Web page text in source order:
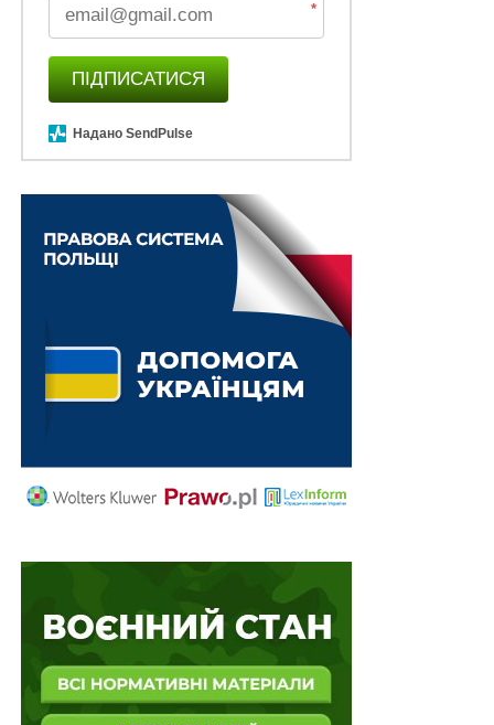
*
ПІДПИСАТИСЯ
Надано SendPulse